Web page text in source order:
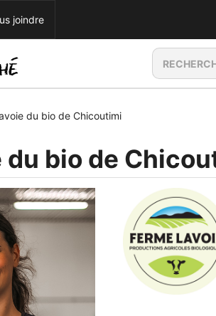
joindre
du bio de Chicoutimi
du bio de